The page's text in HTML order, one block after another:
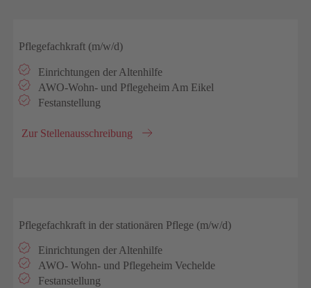
Pflegefachkraft (m/w/d)
Einrichtungen der Altenhilfe
AWO-Wohn- und Pflegeheim Am Eikel
Festanstellung
Zur Stellenausschreibung
Pflegefachkraft in der stationären Pflege (m/w/d)
Einrichtungen der Altenhilfe
AWO- Wohn- und Pflegeheim Vechelde
Festanstellung